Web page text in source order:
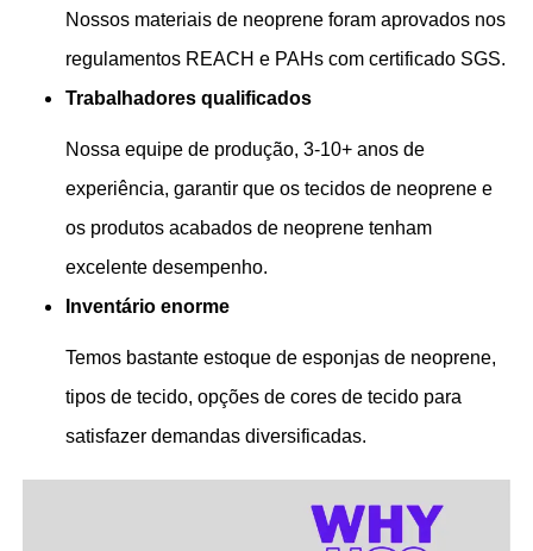
Nossos materiais de neoprene foram aprovados nos
regulamentos REACH e PAHs com certificado SGS.
Trabalhadores qualificados
Nossa equipe de produção, 3-10+ anos de
experiência, garantir que os tecidos de neoprene e
os produtos acabados de neoprene tenham
excelente desempenho.
Inventário enorme
Temos bastante estoque de esponjas de neoprene,
tipos de tecido, opções de cores de tecido para
satisfazer demandas diversificadas.